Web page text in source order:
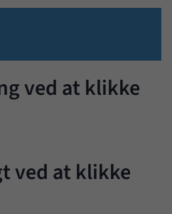
ved at klikke
ved at klikke